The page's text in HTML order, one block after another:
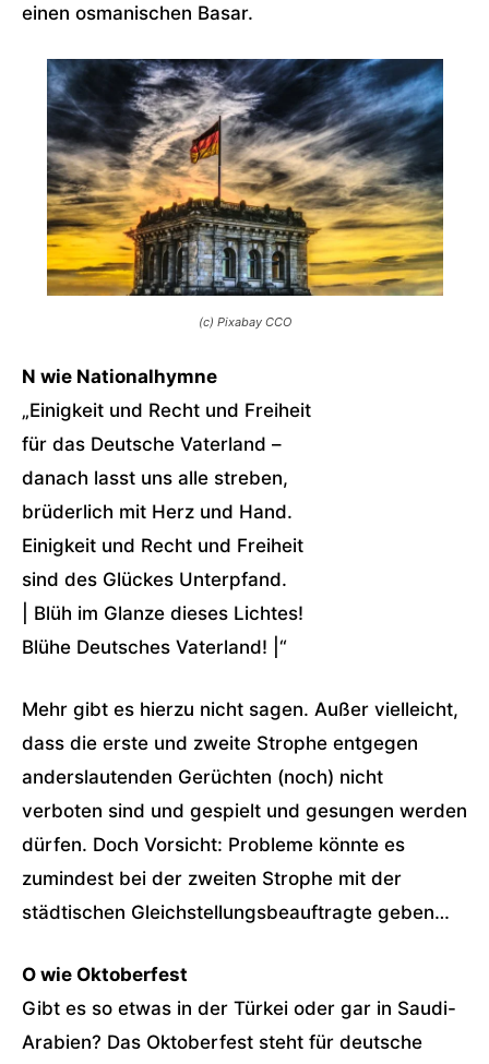
einen osmanischen Basar.
(c) Pixabay CCO
N wie Nationalhymne
„Einigkeit und Recht und Freiheit
für das Deutsche Vaterland –
danach lasst uns alle streben,
brüderlich mit Herz und Hand.
Einigkeit und Recht und Freiheit
sind des Glückes Unterpfand.
| Blüh im Glanze dieses Lichtes!
Blühe Deutsches Vaterland! |“
Mehr gibt es hierzu nicht sagen. Außer vielleicht,
dass die erste und zweite Strophe entgegen
anderslautenden Gerüchten (noch) nicht
verboten sind und gespielt und gesungen werden
dürfen. Doch Vorsicht: Probleme könnte es
zumindest bei der zweiten Strophe mit der
städtischen Gleichstellungsbeauftragte geben…
O wie Oktoberfest
Gibt es so etwas in der Türkei oder gar in Saudi-
Arabien? Das Oktoberfest steht für deutsche